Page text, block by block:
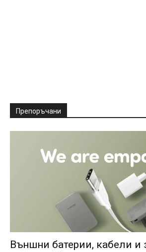
Препоръчани
Външни батерии, кабели и